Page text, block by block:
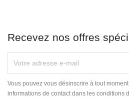
Recevez nos offres
Vous pouvez vous désinscrire à tout
informations de contact dans les conditions